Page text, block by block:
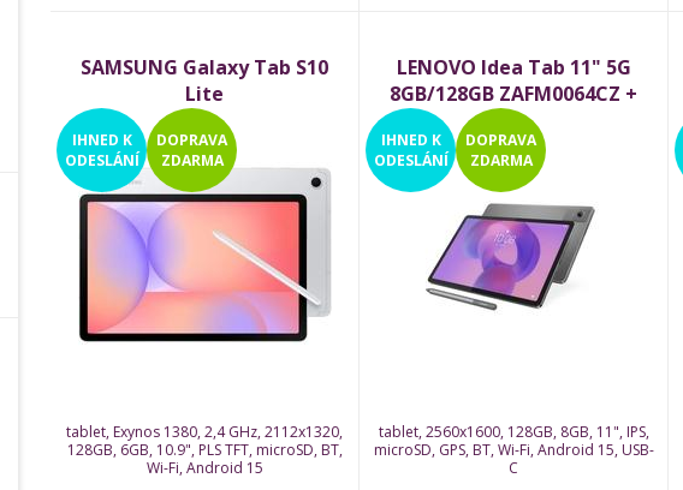
SAMSUNG Galaxy Tab S10
Lite
tablet, Exynos 1380, 2,4 GHz, 2112x1320,
128GB, 6GB, 10.9", PLS TFT, microSD, BT,
Wi-Fi, Android 15
IHNED K
ODESLÁNÍ
DOPRAVA
ZDARMA
LENOVO Idea Tab 11" 5G
8GB/128GB ZAFM0064CZ +
dotykové pero
tablet, 2560x1600, 128GB, 8GB, 11", IPS,
microSD, GPS, BT, Wi-Fi, Android 15, USB-
C
IHNED K
ODESLÁNÍ
DOPRAVA
ZDARMA